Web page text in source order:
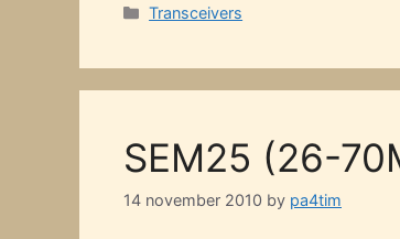
Categories
Transceivers
SEM25 (26-
14 november 2010 by pa4tim